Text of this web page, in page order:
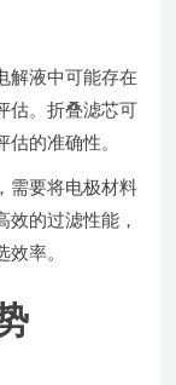
解液中可能存在
估。折叠滤芯可
的准确性。
需要将电极材料
效的过滤性能，
率。